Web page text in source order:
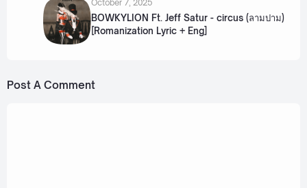
October 7, 2025
BOWKYLION Ft. Jeff Satur - circus (ลามปาม)
[Romanization Lyric + Eng]
Post A Comment